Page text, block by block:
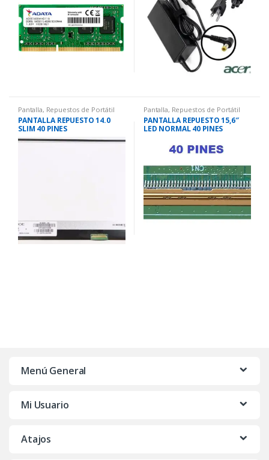
Pantalla, Repuestos de Portátil
PANTALLA REPUESTO 14.0
SLIM 40 PINES
Pantalla, Repuestos de Portátil
PANTALLA REPUESTO 15,6″
LED NORMAL 40 PINES
Menú General
Mi Usuario
Atajos